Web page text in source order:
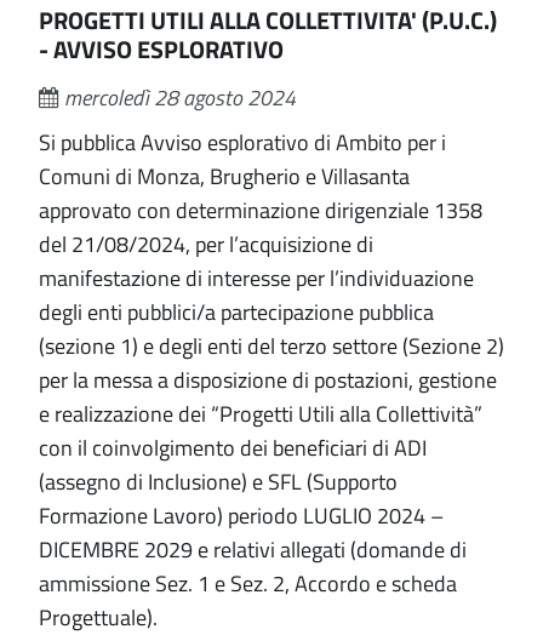
PROGETTI UTILI ALLA COLLETTIVITA' (P.U.C.)
- AVVISO ESPLORATIVO
mercoledì 28 agosto 2024
Si pubblica Avviso esplorativo di Ambito per i
Comuni di Monza, Brugherio e Villasanta
approvato con determinazione dirigenziale 1358
del 21/08/2024, per l’acquisizione di
manifestazione di interesse per l’individuazione
degli enti pubblici/a partecipazione pubblica
(sezione 1) e degli enti del terzo settore (Sezione 2)
per la messa a disposizione di postazioni, gestione
e realizzazione dei “Progetti Utili alla Collettività”
con il coinvolgimento dei beneficiari di ADI
(assegno di Inclusione) e SFL (Supporto
Formazione Lavoro) periodo LUGLIO 2024 –
DICEMBRE 2029 e relativi allegati (domande di
ammissione Sez. 1 e Sez. 2, Accordo e scheda
Progettuale).